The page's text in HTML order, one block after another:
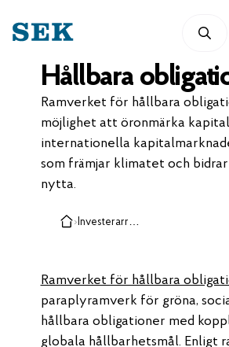
HOPPA
INNEHÅLLHållbara
Ramverket för hållbara
möjlighet att öronmärka
internationella
som främjar klimatet och
nytta.
› Investerarrelationer
Ramverket för hållbara
paraplyramverk för gröna,
hållbara obligationer med
globala hållbarhetsmål. Enligt